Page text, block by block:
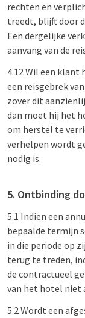
rechten en
treedt, blijft door
Een dergelijke
aanvang van de
4.12 Wil een
een reisgebrek
zover dit
dan moet hij het
om herstel te
verhelpen wordt
nodig is.
5. Ontbinding
5.1 Indien een
bepaalde termijn
in die periode op
terug te treden,
de contractueel
van het hotel niet
5.2 Wordt een